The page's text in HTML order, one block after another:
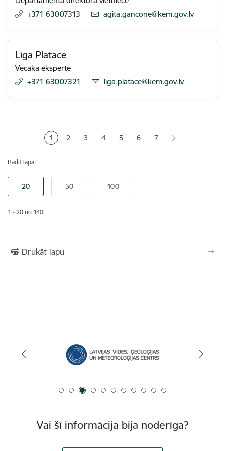
+371 63007313
E-pasts:
agita.gancone@kem.gov.lv
Līga Platace
Vecākā eksperte
+371 63007321
E-pasts:
liga.platace@kem.gov.lv
LapošanaPašreizējā lapa
1 Lapa
2 Lapa
3 Lapa
4 Lapa
5 Lapa
6 7
Rādīt lapā:
1 - 20 no 140
Drukāt lapu
Vai šī informācija bija noderīga?